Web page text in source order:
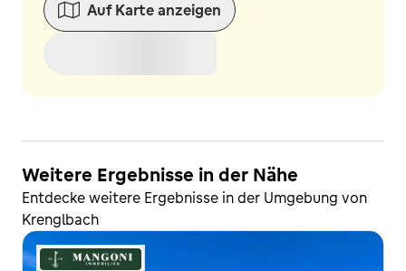
Auf Karte anzeigen
Weitere Ergebnisse in der Nähe
Entdecke weitere Ergebnisse in der Umgebung von
Krenglbach